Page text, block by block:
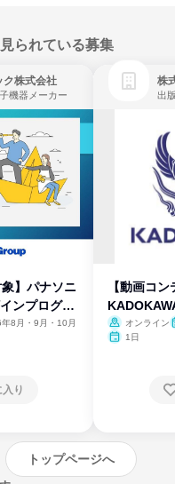
られている募集
ク株式会社
機器メーカー
象】パナソニ
ンプログラ
8月・9月・10月
り
株
出
【動画コン
オンライン
1日
トップページへ